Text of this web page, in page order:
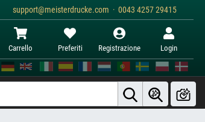
support@meisterdrucke.com · 0043 4257 29415
Carrello Preferiti Registrazione Login